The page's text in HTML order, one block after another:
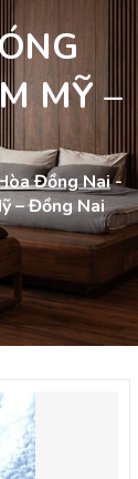
MỸ –
Đồng Nai-
– Đồng Nai